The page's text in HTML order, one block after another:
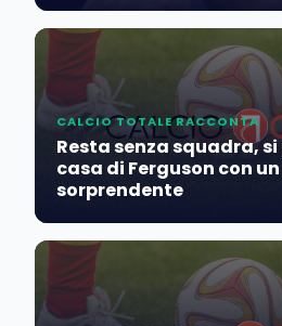
CALCIO TOTALE RACCONTA
Resta senza squadra,
casa di Ferguson con un
sorprendente